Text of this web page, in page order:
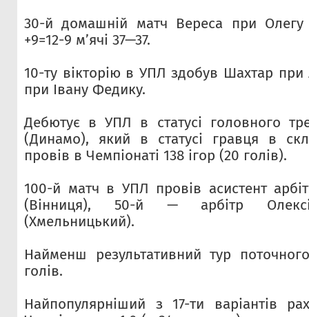
30-й домашній матч Вереса при
+9=12-9 м’ячі 37—37.
10-ту вікторію в УПЛ здобув Шахтар при
при Івану Федику.
Дебютує в УПЛ в статусі головного
(Динамо), який в статусі гравця в
провів в Чемпіонаті 138 ігор (20 голів).
100-й матч в УПЛ провів асистент
(Вінниця), 50-й — арбітр
(Хмельницький).
Найменш результативний тур
голів.
Найпопулярніший з 17-ти варіантів